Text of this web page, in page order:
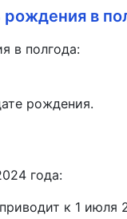
в
в полгода:
рождения.
года:
к 1 июля